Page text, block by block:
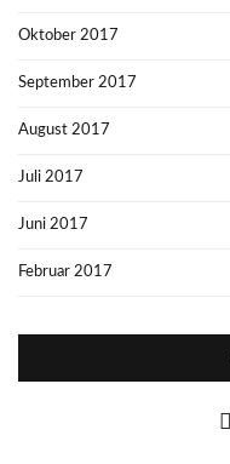
Oktober 2017
September 2017
August 2017
Juli 2017
Juni 2017
Februar 2017